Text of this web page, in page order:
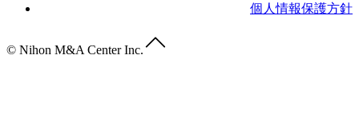
個人情報保護方針
© Nihon M&A Center Inc.